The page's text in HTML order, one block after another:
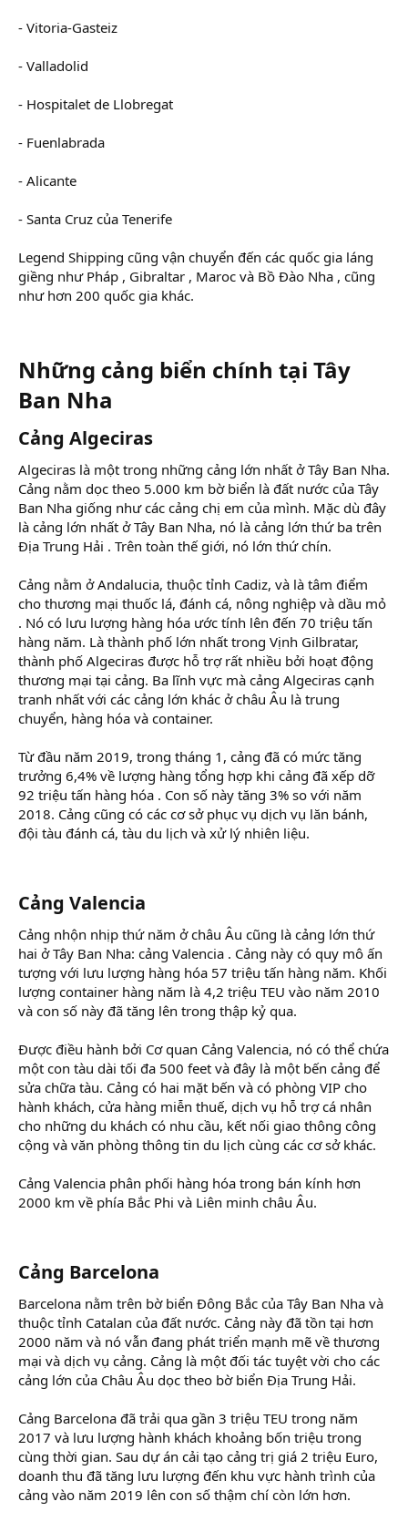
- Vitoria-Gasteiz
- Valladolid
- Hospitalet de Llobregat
- Fuenlabrada
- Alicante
- Santa Cruz của Tenerife
Legend Shipping cũng vận chuyển đến các quốc gia láng
giềng như Pháp , Gibraltar , Maroc và Bồ Đào Nha , cũng
như hơn 200 quốc gia khác.
Những cảng biển chính tại Tây
Ban Nha
Cảng Algeciras
Algeciras là một trong những cảng lớn nhất ở Tây Ban Nha.
Cảng nằm dọc theo 5.000 km bờ biển là đất nước của Tây
Ban Nha giống như các cảng chị em của mình. Mặc dù đây
là cảng lớn nhất ở Tây Ban Nha, nó là cảng lớn thứ ba trên
Địa Trung Hải . Trên toàn thế giới, nó lớn thứ chín.
Cảng nằm ở Andalucia, thuộc tỉnh Cadiz, và là tâm điểm
cho thương mại thuốc lá, đánh cá, nông nghiệp và dầu mỏ
. Nó có lưu lượng hàng hóa ước tính lên đến 70 triệu tấn
hàng năm. Là thành phố lớn nhất trong Vịnh Gilbratar,
thành phố Algeciras được hỗ trợ rất nhiều bởi hoạt động
thương mại tại cảng. Ba lĩnh vực mà cảng Algeciras cạnh
tranh nhất với các cảng lớn khác ở châu Âu là trung
chuyển, hàng hóa và container.
Từ đầu năm 2019, trong tháng 1, cảng đã có mức tăng
trưởng 6,4% về lượng hàng tổng hợp khi cảng đã xếp dỡ
92 triệu tấn hàng hóa . Con số này tăng 3% so với năm
2018. Cảng cũng có các cơ sở phục vụ dịch vụ lăn bánh,
đội tàu đánh cá, tàu du lịch và xử lý nhiên liệu.
Cảng Valencia
Cảng nhộn nhịp thứ năm ở châu Âu cũng là cảng lớn thứ
hai ở Tây Ban Nha: cảng Valencia . Cảng này có quy mô ấn
tượng với lưu lượng hàng hóa 57 triệu tấn hàng năm. Khối
lượng container hàng năm là 4,2 triệu TEU vào năm 2010
và con số này đã tăng lên trong thập kỷ qua.
Được điều hành bởi Cơ quan Cảng Valencia, nó có thể chứa
một con tàu dài tối đa 500 feet và đây là một bến cảng để
sửa chữa tàu. Cảng có hai mặt bến và có phòng VIP cho
hành khách, cửa hàng miễn thuế, dịch vụ hỗ trợ cá nhân
cho những du khách có nhu cầu, kết nối giao thông công
cộng và văn phòng thông tin du lịch cùng các cơ sở khác.
Cảng Valencia phân phối hàng hóa trong bán kính hơn
2000 km về phía Bắc Phi và Liên minh châu Âu.
Cảng Barcelona
Barcelona nằm trên bờ biển Đông Bắc của Tây Ban Nha và
thuộc tỉnh Catalan của đất nước. Cảng này đã tồn tại hơn
2000 năm và nó vẫn đang phát triển mạnh mẽ về thương
mại và dịch vụ cảng. Cảng là một đối tác tuyệt vời cho các
cảng lớn của Châu Âu dọc theo bờ biển Địa Trung Hải.
Cảng Barcelona đã trải qua gần 3 triệu TEU trong năm
2017 và lưu lượng hành khách khoảng bốn triệu trong
cùng thời gian. Sau dự án cải tạo cảng trị giá 2 triệu Euro,
doanh thu đã tăng lưu lượng đến khu vực hành trình của
cảng vào năm 2019 lên con số thậm chí còn lớn hơn.